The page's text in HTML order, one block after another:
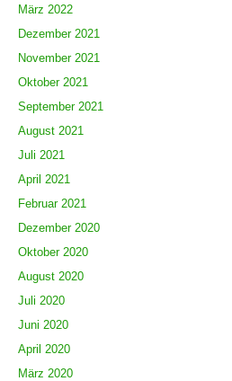
März 2022
Dezember 2021
November 2021
Oktober 2021
September 2021
August 2021
Juli 2021
April 2021
Februar 2021
Dezember 2020
Oktober 2020
August 2020
Juli 2020
Juni 2020
April 2020
März 2020